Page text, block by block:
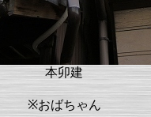
本卯建
※おばちゃん